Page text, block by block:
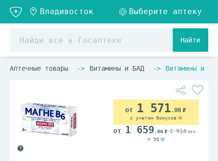
Найти
Аптечные товары Витамины и БАД Витамины и
1 571.00
с учетом бонусов
1 659 .00 1 914.00
+ 50